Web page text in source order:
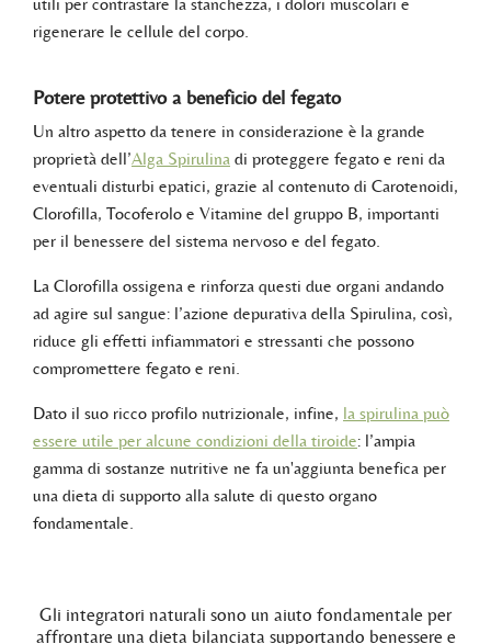
rigenerare le cellule del corpo.
Potere protettivo a beneficio del fegato
Un altro aspetto da tenere in considerazione è la grande
proprietà dell’Alga Spirulina di proteggere fegato e reni da
eventuali disturbi epatici, grazie al contenuto di Carotenoidi,
Clorofilla, Tocoferolo e Vitamine del gruppo B, importanti
per il benessere del sistema nervoso e del fegato.
La Clorofilla ossigena e rinforza questi due organi andando
ad agire sul sangue: l’azione depurativa della Spirulina, così,
riduce gli effetti infiammatori e stressanti che possono
compromettere fegato e reni.
Dato il suo ricco profilo nutrizionale, infine, la spirulina può
essere utile per alcune condizioni della tiroide: l’ampia
gamma di sostanze nutritive ne fa un'aggiunta benefica per
una dieta di supporto alla salute di questo organo
fondamentale.
Gli integratori naturali sono un aiuto fondamentale per
affrontare una dieta bilanciata supportando benessere e